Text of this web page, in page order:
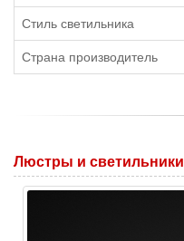
Стиль светильника
Страна производитель
Люстры и светильники